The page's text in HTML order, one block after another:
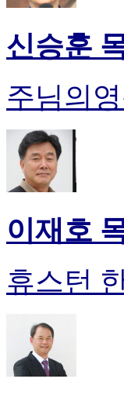
신승훈
주님의
이재호
휴스턴